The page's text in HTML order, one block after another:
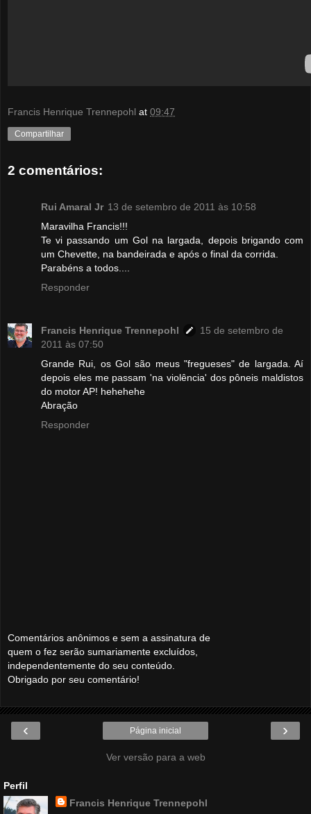
Francis Henrique Trennepohl at 09:47
Compartilhar
2 comentários:
Rui Amaral Jr 13 de setembro de 2011 às 10:58
Maravilha Francis!!!
Te vi passando um Gol na largada, depois brigando com
um Chevette, na bandeirada e após o final da corrida.
Parabéns a todos....
Responder
Francis Henrique Trennepohl
15 de setembro de
2011 às 07:50
Grande Rui, os Gol são meus "fregueses" de largada. Aí
depois eles me passam 'na violência' dos pôneis maldistos
do motor AP! hehehehe
Abração
Responder
Comentários anônimos e sem a assinatura de
quem o fez serão sumariamente excluídos,
independentemente do seu conteúdo.
Obrigado por seu comentário!
‹ ›
Página inicial
Ver versão para a web
Perfil
Francis Henrique Trennepohl